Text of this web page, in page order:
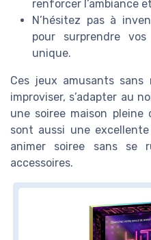
renforcer l’ambiance
N’hésitez pas à
pour surprendre
unique.
Ces jeux amusants
improviser, s’adapter au
une soiree maison
sont aussi une
animer soiree sans se
accessoires.